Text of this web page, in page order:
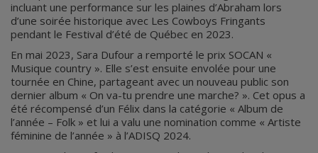
incluant une performance sur les plaines d’Abraham lors
d’une soirée historique avec Les Cowboys Fringants
pendant le Festival d’été de Québec en 2023.
En mai 2023, Sara Dufour a remporté le prix SOCAN «
Musique country ». Elle s’est ensuite envolée pour une
tournée en Chine, partageant avec un nouveau public son
dernier album « On va-tu prendre une marche? ». Cet opus a
été récompensé d’un Félix dans la catégorie « Album de
l’année – Folk » et lui a valu une nomination comme « Artiste
féminine de l’année » à l’ADISQ 2024.